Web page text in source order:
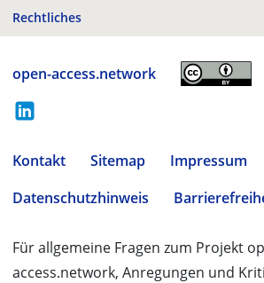
Rechtliches
open-access.network
Kontakt Sitemap
Impressum
Datenschutzhinweis
Für allgemeine Fragen zum Projekt
access.network, Anregungen und